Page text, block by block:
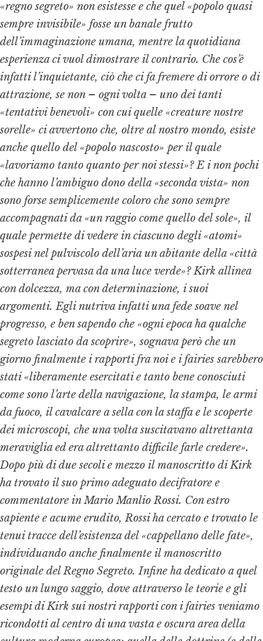
«regno segreto» non esistesse e che quel «popolo quasi
sempre invisibile» fosse un banale frutto
dell’immaginazione umana, mentre la quotidiana
esperienza ci vuol dimostrare il contrario. Che cos’è
infattil’inquietante, ciò che ci fa fremere di orrore o di
attrazione, se non – ogni volta – uno dei tanti
«tentativi benevoli» con cui quelle «creature nostre
sorelle» ci avvertono che, oltre al nostro mondo, esiste
anche quello del «popolo nascosto» per il quale
«lavoriamo tanto quanto per noi stessi»? E i non pochi
che hanno l’ambiguo dono della «seconda vista» non
sono forse semplicemente coloro che sono sempre
accompagnati da «un raggio come quello del sole», il
quale permette di vedere in ciascuno degli «atomi»
sospesi nel pulviscolo dell’aria un abitante della «città
sotterranea pervasa da una luce verde»? Kirk allinea
con dolcezza, ma con determinazione, i suoi
argomenti. Egli nutriva infatti una fede soave nel
progresso, e ben sapendo che «ogni epoca ha qualche
segreto lasciato da scoprire», sognava però che un
giorno finalmente i rapporti fra noi e i fairiessarebbero
stati «liberamente esercitati e tanto bene conosciuti
come sono l’arte della navigazione, la stampa, le armi
da fuoco, il cavalcare a sella con la staffa e le scoperte
dei microscopi, che una volta suscitavano altrettanta
meraviglia ed era altrettanto difficile farle credere».
Dopo più di due secoli e mezzo il manoscritto di Kirk
ha trovato il suo primo adeguato decifratore e
commentatore in Mario Manlio Rossi. Con estro
sapiente e acume erudito, Rossi ha cercato e trovato le
tenui tracce dell’esistenza del «cappellano delle fate»,
individuando anche finalmente il manoscritto
originale delRegno Segreto. Infine ha dedicato a quel
testo un lungo saggio, dove attraverso le teorie e gli
esempi di Kirk sui nostri rapporti con i fairies veniamo
ricondotti al centro di una vasta e oscura area della